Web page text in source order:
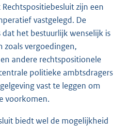
zijn een
vastgelegd. De
het bestuurlijk wenselijk is
zoals vergoedingen,
andere rechtspositionele
politieke ambtsdragers
vast te leggen om
voorkomen.
biedt wel de mogelijkheid